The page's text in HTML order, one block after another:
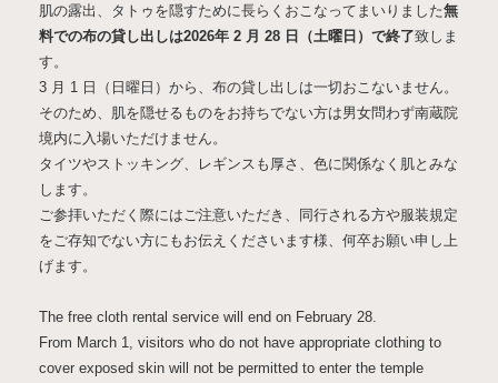
肌の露出、タトゥを隠すために長らくおこなってまいりました無
料での布の貸し出しは2026年 2 月 28 日（土曜日）で終了致しま
す。
3 月 1 日（日曜日）から、布の貸し出しは一切おこないません。
そのため、肌を隠せるものをお持ちでない方は男女問わず南蔵院
境内に入場いただけません。
タイツやストッキング、レギンスも厚さ、色に関係なく肌とみな
します。
ご参拝いただく際にはご注意いただき、同行される方や服装規定
をご存知でない方にもお伝えくださいます様、何卒お願い申し上
げます。
The free cloth rental service will end on February 28.
From March 1, visitors who do not have appropriate clothing to
cover exposed skin will not be permitted to enter the temple